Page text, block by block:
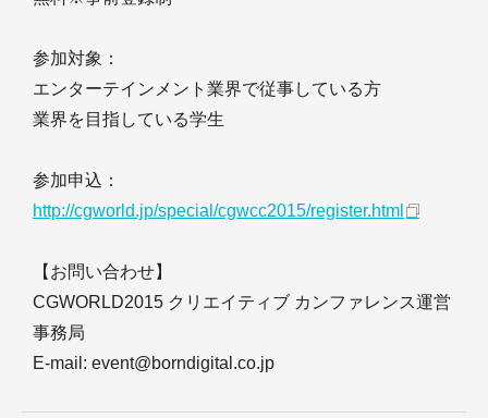
参加対象：
エンターテインメント業界で従事している方
業界を目指している学生
参加申込：
http://cgworld.jp/special/cgwcc2015/register.html
【お問い合わせ】
CGWORLD2015 クリエイティブ カンファレンス運営
事務局
E-mail: event@borndigital.co.jp